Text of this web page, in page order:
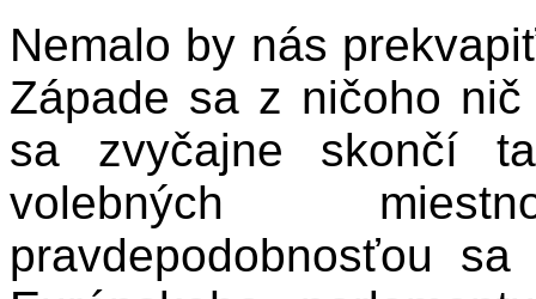
Nemalo by nás
Západe sa z ničoho nič
sa zvyčajne skončí
volebných
pravdepodobnosťou